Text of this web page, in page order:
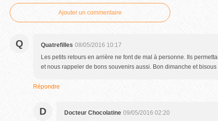
Ajouter un commentaire
Q Quatrefilles 08/05/2016 10:17
Les petits retours en arrière ne font de mal à personne. Ils
et nous rappeler de bons souvenirs aussi. Bon dimanche et bisous
Répondre
D Docteur Chocolatine 09/05/2016 02:20